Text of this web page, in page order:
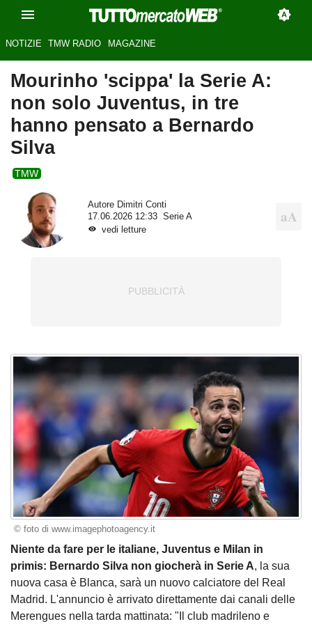
NOTIZIE TMW RADIO MAGAZINE
Mourinho 'scippa' la Serie A:
non solo Juventus, in tre
hanno pensato a Bernardo
Silva
TMW
Autore Dimitri Conti
17.06.2026 12:33
Serie A
vedi letture
© foto di www.imagephotoagency.it
Niente da fare per le italiane, Juventus e Milan in
primis: Bernardo Silva non giocherà in Serie A, la sua
nuova casa è Blanca, sarà un nuovo calciatore del Real
Madrid. L'annuncio è arrivato direttamente dai canali delle
Merengues nella tarda mattinata: "Il club madrileno e